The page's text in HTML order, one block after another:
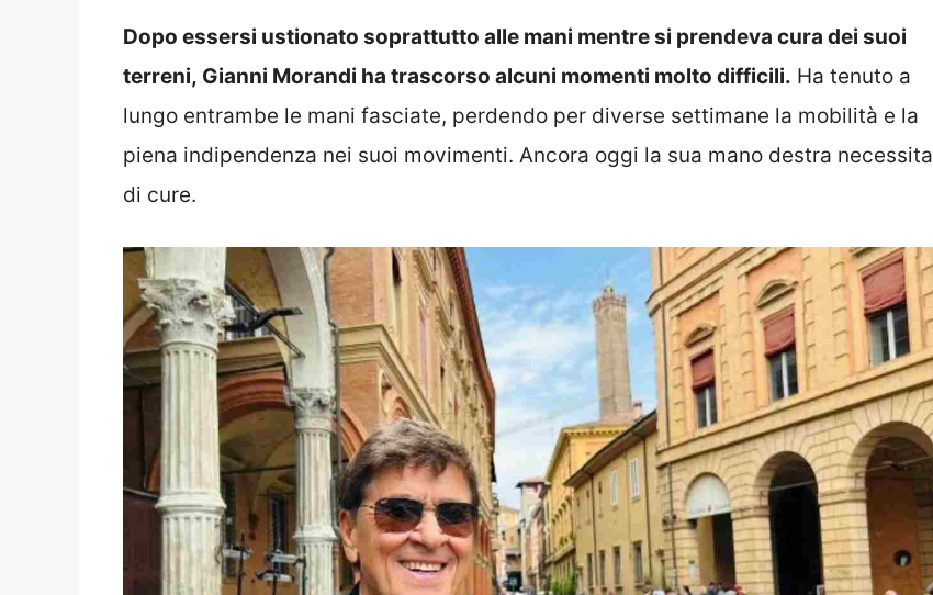
Dopo essersi ustionato soprattutto alle mani mentre si prendeva cura dei suoi
terreni, Gianni Morandi ha trascorso alcuni momenti molto difficili. Ha tenuto a
lungo entrambe le mani fasciate, perdendo per diverse settimane la mobilità e la
piena indipendenza nei suoi movimenti. Ancora oggi la sua mano destra necessita
di cure.